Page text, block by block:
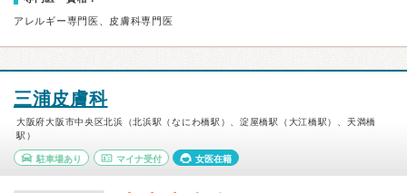
アレルギー専門医、皮膚科専門医
三浦皮膚科
大阪府大阪市中央区北浜（北浜駅（なにわ橋駅）、淀屋橋駅（大江橋駅）、天満橋
駅）
駐車場あり マイナ受付 女医在籍